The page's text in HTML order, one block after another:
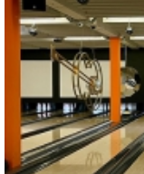
Olching, DE
Bekijk project ...